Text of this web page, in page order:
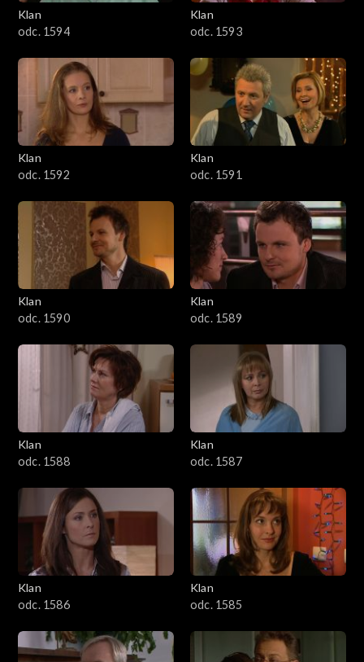
3201–3300
3101–3200
3001–3100
2901–3000
2801–2900
2701–2800
2501–2600
2401–2500
2301–2400
2201–2300
2101–2200
2001–2100
1901–2000
1801–1900
Klan
odc. 1594
Klan
odc. 1593
Klan
odc. 1592
Klan
odc. 1591
Klan
odc. 1590
Klan
odc. 1589
Klan
odc. 1588
Klan
odc. 1587
Klan
odc. 1586
Klan
odc. 1585